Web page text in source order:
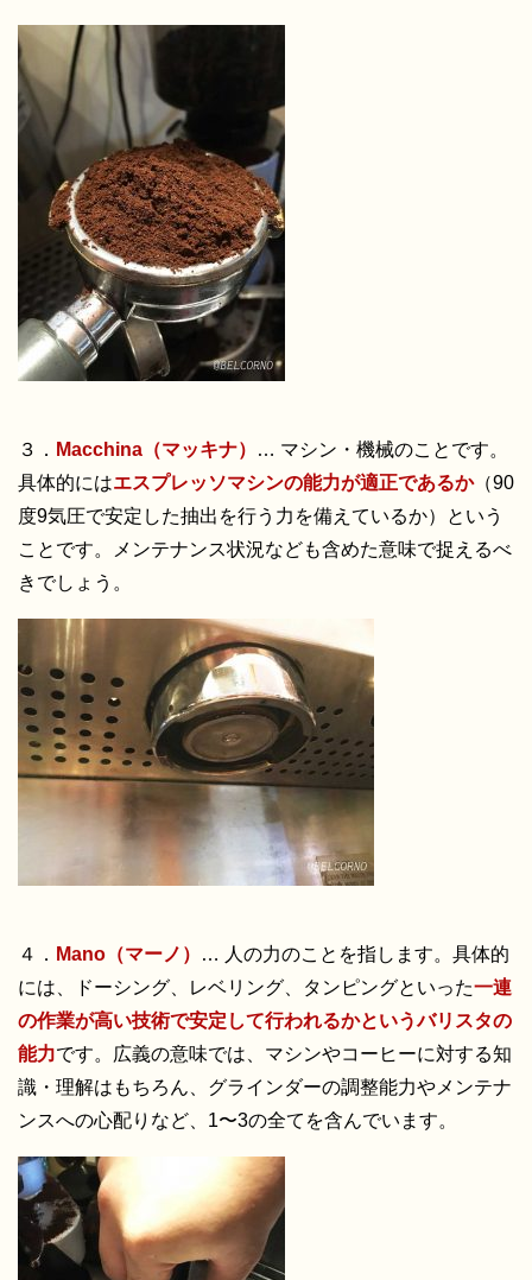
３． Macchina（マッキナ）
… マシン・機械のことです。
具体的にはエスプレッソマシンの能力が適正であるか（90
度9気圧で安定した抽出を行う力を備えているか）という
ことです。メンテナンス状況なども含めた意味で捉えるべ
きでしょう。
４． Mano（マーノ）
… 人の力のことを指します。具体的
には、ドーシング、レベリング、タンピングといった一連
の作業が高い技術で安定して行われるかというバリスタの
能力です。広義の意味では、マシンやコーヒーに対する知
識・理解はもちろん、グラインダーの調整能力やメンテナ
ンスへの心配りなど、1〜3の全てを含んでいます。